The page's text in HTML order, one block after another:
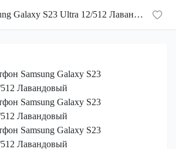
Смартфон Samsung Galaxy S23 Ultra 12/512 Лавандовый